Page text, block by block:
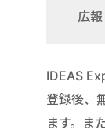
広報
IDEAS
登録後、
ます。ま